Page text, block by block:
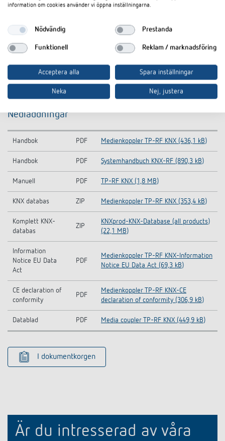
Nedladdningar
Handbok PDF Medienkoppler TP-RF KNX (436,1 kB)
Handbok PDF Systemhandbuch KNX-RF (890,3 kB)
Manuell PDF TP-RF KNX (1,8 MB)
KNX databas ZIP Medienkoppler TP-RF KNX (353,4 kB)
Komplett KNX-
databas
ZIP
KNXprod-KNX-Database (all products)
(22,1 MB)
Information
Notice EU Data
Act
PDF
Medienkoppler TP-RF KNX-Information
Notice EU Data Act (69,3 kB)
CE declaration of
conformity
PDF
Medienkoppler TP-RF KNX-CE
declaration of conformity (306,9 kB)
Datablad PDF Media coupler TP-RF KNX (449,9 kB)
I dokumentkorgen
Är du intresserad av våra
information om cookies använder vi öppna inställningarna.
Nödvändig Prestanda
Funktionell Reklam / marknadsföring
Acceptera alla Spara inställningar
Neka Nej, justera